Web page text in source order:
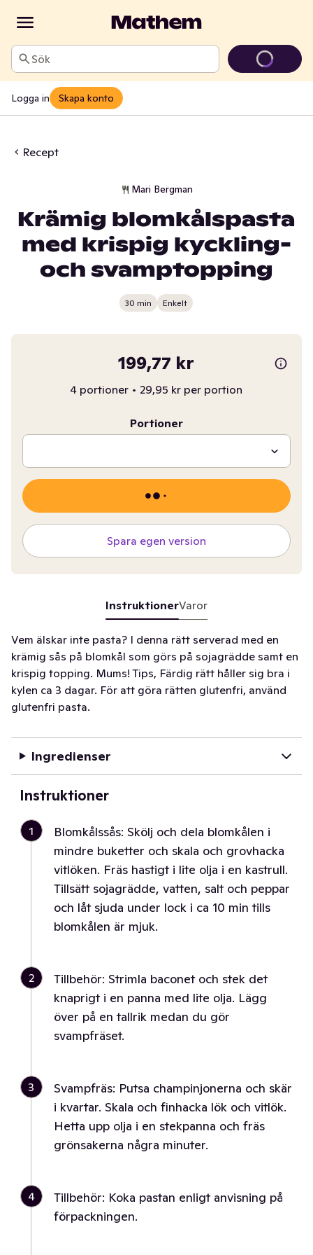
Sök
Logga in Skapa konto
Recept
Mari Bergman
Krämig blomkålspasta
med krispig kyckling-
och svamptopping
30 min Enkelt
199,77 kr
4 portioner • 29,95 kr per portion
Portioner
Spara egen version
InstruktionerVaror
Vem älskar inte pasta? I denna rätt serverad med en
krämig sås på blomkål som görs på sojagrädde samt en
krispig topping. Mums! Tips, Färdig rätt håller sig bra i
kylen ca 3 dagar. För att göra rätten glutenfri, använd
glutenfri pasta.
Ingredienser
Instruktioner
1
Blomkålssås: Skölj och dela blomkålen i
mindre buketter och skala och grovhacka
vitlöken. Fräs hastigt i lite olja i en kastrull.
Tillsätt sojagrädde, vatten, salt och peppar
och låt sjuda under lock i ca 10 min tills
blomkålen är mjuk.
2
Tillbehör: Strimla baconet och stek det
knaprigt i en panna med lite olja. Lägg
över på en tallrik medan du gör
svampfräset.
3
Svampfräs: Putsa champinjonerna och skär
i kvartar. Skala och finhacka lök och vitlök.
Hetta upp olja i en stekpanna och fräs
grönsakerna några minuter.
4
Tillbehör: Koka pastan enligt anvisning på
förpackningen.